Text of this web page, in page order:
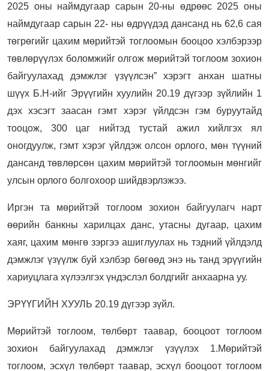
2025 оны наймдугаар сарын 20-ны өдрөөс 2025 оны
наймдугаар сарын 22- ны өдрүүдэд дансанд нь 62,6 сая
төгрөгийг цахим мөрийтэй тоглоомын бооцоо хэлбэрээр
төвлөрүүлэх боломжийг олгож мөрийтэй тоглоом зохион
байгуулахад дэмжлэг үзүүлсэн” хэрэгт анхан шатны
шүүх Б.Н-ийг Эрүүгийн хуулийн 20.19 дүгээр зүйлийн 1
дэх хэсэгт заасан гэмт хэрэг үйлдсэн гэм буруутайд
тооцож, 300 цаг нийтэд тустай ажил хийлгэх ял
оногдуулж, гэмт хэрэг үйлдэж олсон орлого, мөн түүний
дансанд төвлөрсөн цахим мөрийтэй тоглоомын мөнгийг
улсын орлого болгохоор шийдвэрлэжээ.
Иргэн та мөрийтэй тоглоом зохион байгуулагч нарт
өөрийн банкны харилцах данс, утасны дугаар, цахим
хаяг, цахим мөнгө зэргээ ашиглуулах нь тэдний үйлдэлд
дэмжлэг үзүүлж буй хэлбэр бөгөөд энэ нь танд эрүүгийн
хариуцлага хүлээлгэх үндэслэл болдгийг анхаарна уу.
ЭРҮҮГИЙН ХУУЛЬ 20.19 дүгээр зүйл.
Мөрийтэй тоглоом, төлбөрт таавар, бооцоот тоглоом
зохион байгуулахад дэмжлэг үзүүлэх 1.Мөрийтэй
тоглоом, эсхүл төлбөрт таавар, эсхүл бооцоот тоглоом